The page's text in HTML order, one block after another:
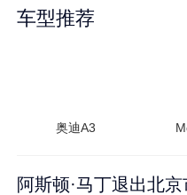
车型推荐
奥迪A3
阿斯顿·马丁退出北